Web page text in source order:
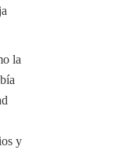
la
y